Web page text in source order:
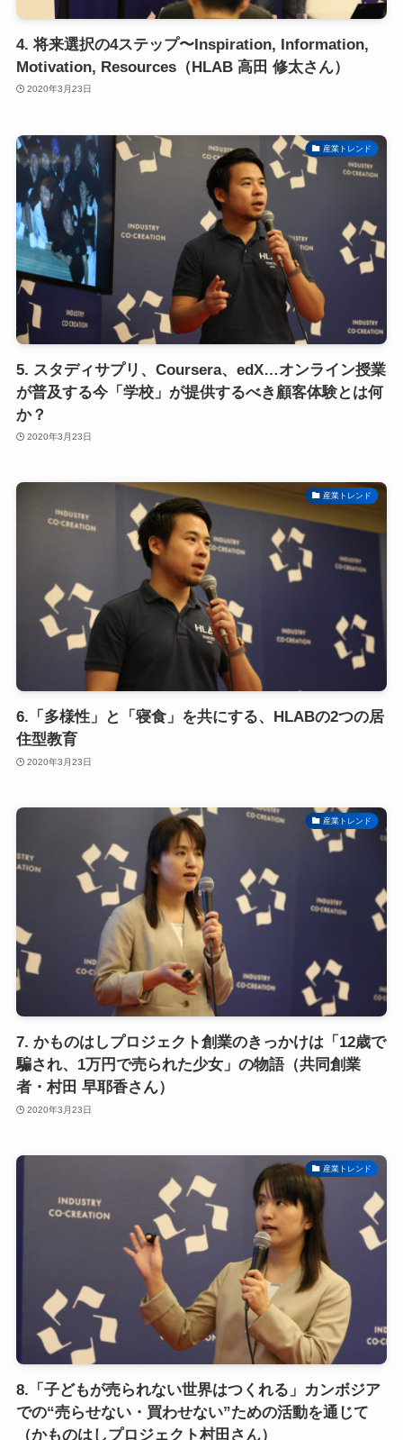
4. 将来選択の4ステップ〜Inspiration, Information,
Motivation, Resources（HLAB 高田 修太さん）
2020年3月23日
産業トレンド
5. スタディサプリ、Coursera、edX…オンライン授業
が普及する今「学校」が提供するべき顧客体験とは何
か？
2020年3月23日
産業トレンド
6.「多様性」と「寝食」を共にする、HLABの2つの居
住型教育
2020年3月23日
産業トレンド
7. かものはしプロジェクト創業のきっかけは「12歳で
騙され、1万円で売られた少女」の物語（共同創業
者・村田 早耶香さん）
2020年3月23日
産業トレンド
8.「子どもが売られない世界はつくれる」カンボジア
での“売らせない・買わせない”ための活動を通じて
（かものはしプロジェクト村田さん）